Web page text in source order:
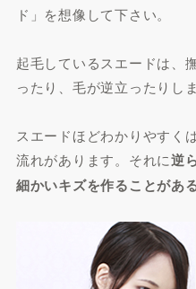
ド」を想像して下さい。
起毛しているスエードは、
ったり、毛が逆立ったりしま
スエードほどわかりやすく
流れがあります。それに逆
細かいキズを作ることがあ